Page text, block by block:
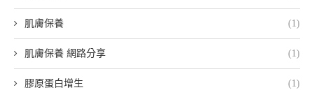
肌膚保養 (1)
肌膚保養 網路分享 (1)
膠原蛋白增生 (1)